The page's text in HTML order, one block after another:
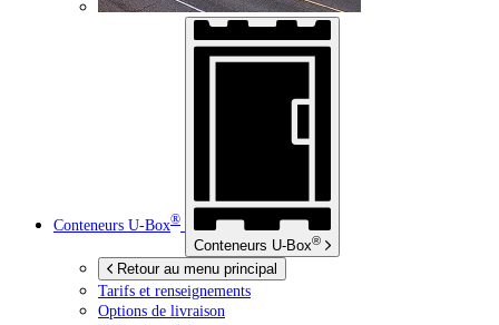
Conteneurs U-Box®
Conteneurs U-Box®
Retour au menu principal
Tarifs et renseignements
Options de livraison